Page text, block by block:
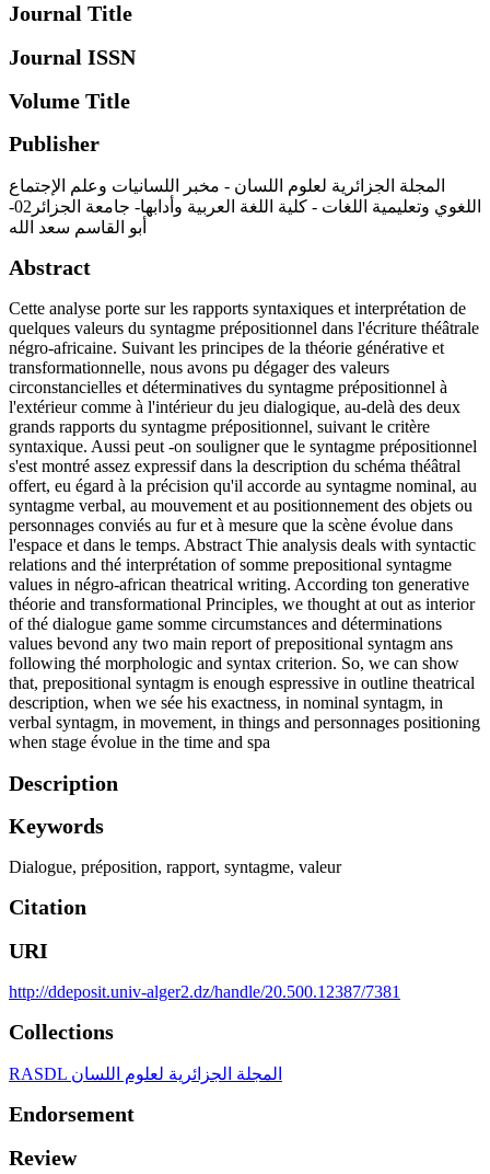
Journal Title
Journal ISSN
Volume Title
Publisher
المجلة الجزائرية لعلوم اللسان - مخبر اللسانيات وعلم الإجتماع
اللغوي وتعليمية اللغات - كلية اللغة العربية وأدابها- جامعة الجزائر02-
أبو القاسم سعد الله
Abstract
Cette analyse porte sur les rapports syntaxiques et interprétation de
quelques valeurs du syntagme prépositionnel dans l'écriture théâtrale
négro-africaine. Suivant les principes de la théorie générative et
transformationnelle, nous avons pu dégager des valeurs
circonstancielles et déterminatives du syntagme prépositionnel à
l'extérieur comme à l'intérieur du jeu dialogique, au-delà des deux
grands rapports du syntagme prépositionnel, suivant le critère
syntaxique. Aussi peut -on souligner que le syntagme prépositionnel
s'est montré assez expressif dans la description du schéma théâtral
offert, eu égard à la précision qu'il accorde au syntagme nominal, au
syntagme verbal, au mouvement et au positionnement des objets ou
personnages conviés au fur et à mesure que la scène évolue dans
l'espace et dans le temps. Abstract Thie analysis deals with syntactic
relations and thé interprétation of somme prepositional syntagme
values in négro-african theatrical writing. According ton generative
théorie and transformational Principles, we thought at out as interior
of thé dialogue game somme circumstances and déterminations
values bevond any two main report of prepositional syntagm ans
following thé morphologic and syntax criterion. So, we can show
that, prepositional syntagm is enough espressive in outline theatrical
description, when we sée his exactness, in nominal syntagm, in
verbal syntagm, in movement, in things and personnages positioning
when stage évolue in the time and spa
Description
Keywords
Dialogue, préposition, rapport, syntagme, valeur
Citation
URI
http://ddeposit.univ-alger2.dz/handle/20.500.12387/7381
Collections
RASDL المجلة الجزائرية لعلوم اللسان
Endorsement
Review